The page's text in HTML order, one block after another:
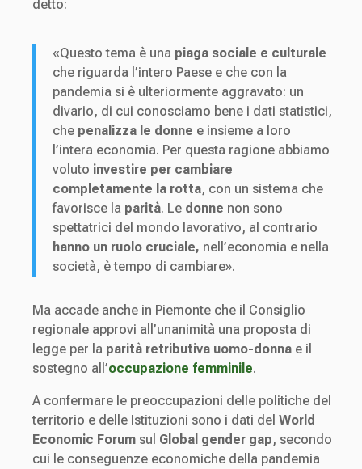
detto:
«Questo tema è una piaga sociale e culturale
che riguarda l’intero Paese e che con la
pandemia si è ulteriormente aggravato: un
divario, di cui conosciamo bene i dati statistici,
che penalizza le donne e insieme a loro
l’intera economia. Per questa ragione abbiamo
voluto investire per cambiare
completamente la rotta, con un sistema che
favorisce la parità. Le donne non sono
spettatrici del mondo lavorativo, al contrario
hanno un ruolo cruciale, nell’economia e nella
società, è tempo di cambiare».
Ma accade anche in Piemonte che il Consiglio
regionale approvi all’unanimità una proposta di
legge per la parità retributiva uomo-donna e il
sostegno all’occupazione femminile.
A confermare le preoccupazioni delle politiche del
territorio e delle Istituzioni sono i dati del World
Economic Forum sul Global gender gap, secondo
cui le conseguenze economiche della pandemia